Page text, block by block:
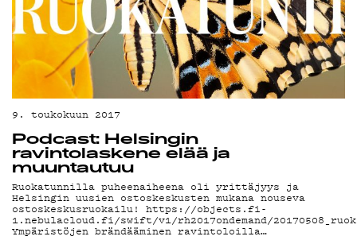
PODCAST
MAINOSTA
YHTEYSTIEDOT
G LIVELAB
YSTÄVÄKLUBI
TIETOSUOJA
KIRJAUDU SISÄÄN
9. toukokuun 2017
Podcast: Helsingin
ravintolaskene elää ja
muuntautuu
Ruokatunnilla puheenaiheena oli yrittäjyys ja
Helsingin uusien ostoskeskusten mukana nouseva
ostoskeskusruokailu! https://objects.fi-
1.nebulacloud.fi/swift/v1/rh2017ondemand/
Ympäristöjen brändääminen ravintoloilla…